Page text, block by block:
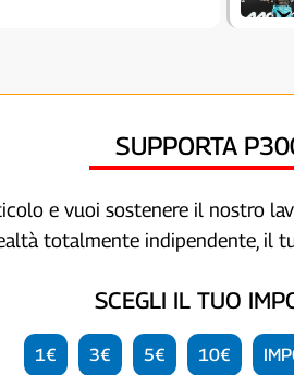
SUPPORTA
e vuoi sostenere il nostro
totalmente indipendente, il
SCEGLI IL TUO
1€ 3€ 5€ 10€